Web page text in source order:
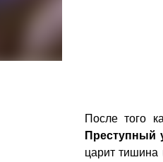
После того
Преступный
царит тишина